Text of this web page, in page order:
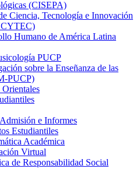
(CISEPA)
Ciencia, Tecnología e Innovación
Humano de América Latina
PUCP
sobre la Enseñanza de las
PUCP)
e Informes
Estudiantiles
Académica
Virtual
de Responsabilidad Social